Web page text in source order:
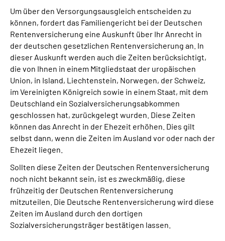
Um über den Versorgungsausgleich entscheiden zu
können, fordert das Familiengericht bei der Deutschen
Rentenversicherung eine Auskunft über Ihr Anrecht in
der deutschen gesetzlichen Rentenversicherung an. In
dieser Auskunft werden auch die Zeiten berücksichtigt,
die von Ihnen in einem Mitgliedstaat der uropäischen
Union, in Island, Liechtenstein, Norwegen, der Schweiz,
im Vereinigten Königreich sowie in einem Staat, mit dem
Deutschland ein Sozialversicherungsabkommen
geschlossen hat, zurückgelegt wurden. Diese Zeiten
können das Anrecht in der Ehezeit erhöhen. Dies gilt
selbst dann, wenn die Zeiten im Ausland vor oder nach der
Ehezeit liegen.
Sollten diese Zeiten der Deutschen Rentenversicherung
noch nicht bekannt sein, ist es zweckmäßig, diese
frühzeitig der Deutschen Rentenversicherung
mitzuteilen. Die Deutsche Rentenversicherung wird diese
Zeiten im Ausland durch den dortigen
Sozialversicherungsträger bestätigen lassen.